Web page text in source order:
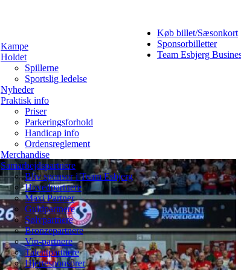
Køb billet/Sæsonkort
Sponsorbilletter
Team Esbjerg
Kampe
Holdet
Spillerne
Sportslig ledelse
Nyheder
Praktisk info
Priser
Parkeringsforhold
Handicap info
Ordensreglement
Merchandise
Samarbejdspartnere
Bliv sponsor i Team Esbjerg
Hovedpartnere
Maxi Partner
Guldpartnere
Sølvpartnere
Bronzepartnere
Vip-partnere
Talentpartnere
Hjertesponsorer